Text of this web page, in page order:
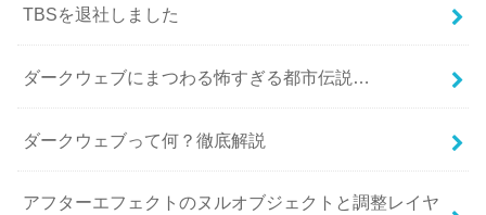
TBSを退社しました
ダークウェブにまつわる怖すぎる都市伝説…
ダークウェブって何？徹底解説
アフターエフェクトのヌルオブジェクトと調整レイヤ